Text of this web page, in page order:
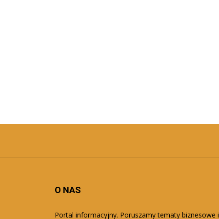
O NAS
Portal informacyjny. Poruszamy tematy biznesowe i